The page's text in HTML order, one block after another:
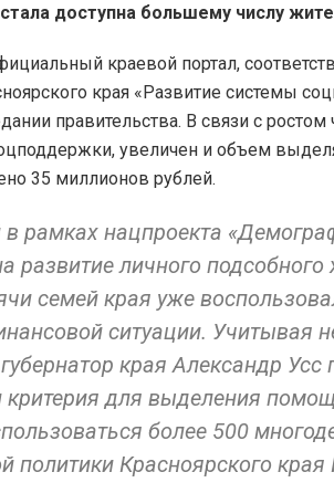
доступна большему числу
краевой портал,
края «Развитие системы
правительства. В связи с
увеличен и объем
35 миллионов рублей.
рамках нацпроекта
развитие личного
семей края уже
ситуации. Учитывая
края Александр
критерия для выделения
более 500
политики Красноярского